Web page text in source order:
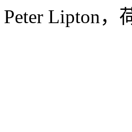
Peter Lipton，